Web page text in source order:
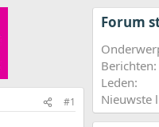
#1
Forum
Berichten
Leden
Nieuwste